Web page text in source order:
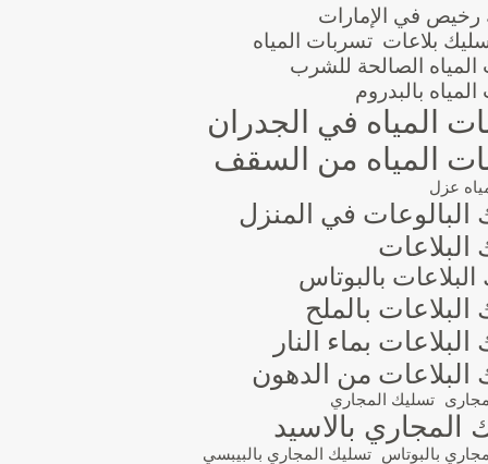
رخيص في الإمارات
بلاعات تسربات المياه
الصالحة للشرب
بالبدروم
المياه في الجدران
المياه من السقف
عزل
البالوعات في المنزل
البلاعات
بالبوتاس
بالملح
بماء النار
البلاعات من الدهون
تسليك المجاري
المجاري بالاسيد
بالبوتاس تسليك المجاري بالبيبسي